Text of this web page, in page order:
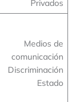
Privados
Medios de
comunicación
Discriminación
Estado